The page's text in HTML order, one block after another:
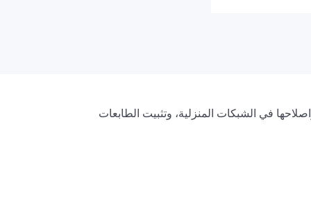
في الشبكات المنزلية، وتثبيت الطابعات